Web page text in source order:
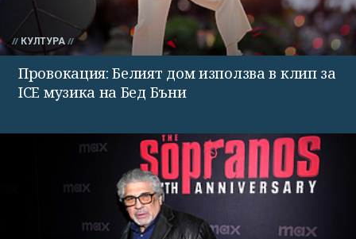
КУЛТУРА
Провокация: Белият дом използва в клип за
ICE музика на Бед Бъни